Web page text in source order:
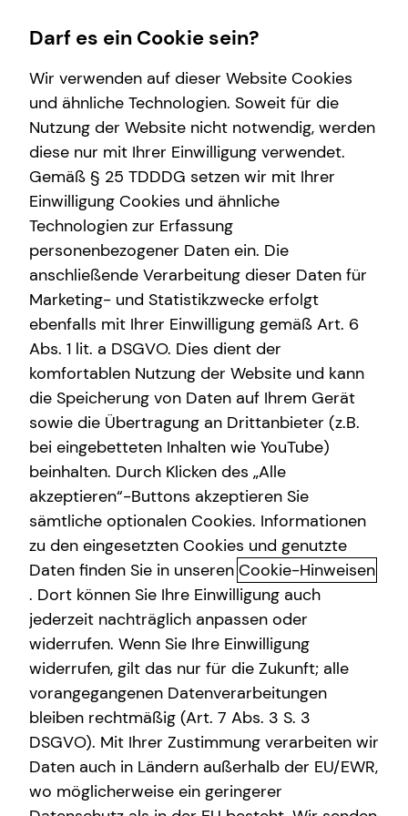
Wissenswertes
Über mich
Über tecis
Podcast
teamzukunft
Service
Kundenportal
Schadenabwicklung
Finanzberatung
Videoberatung
Spezialisten-Netzwerk
Private Krankenvorsorge
Immobilienfinanzierung
Betriebliche Altersvorsorge
Investment
Kapitalanlage Immobilien
Altersvorsorge
Gewerbliche Versicherungen
Arbeitskraftabsicherung
Kindervorsorge
Sach- und Vermögenssicherung
Expat
Karriere-Infos
Karrierechancen
Initiativbewerbung
Patrick Held
Patrick Held kennenlernen in
Köln
Du bist vielen anderen schon einen Schritt voraus.
Denn du hast begonnen, dich mit dem Thema
und Geldanlagezu beschäftigen – und bist so auf
unserer Seite gelandet.
Warum das so bemerkenswert ist?
Weil immer mehr Menschen das Thema Finanzen lieber
zur Seite schieben. Zu groß ist bei vielen die Unsicherheit:
schlechte Erfahrungen in der Vergangenheit, ein Gefühl
von Überforderung oder einfach das fehlende Vertrauen.
Darf es ein Cookie sein?
Wir verwenden auf dieser Website Cookies
und ähnliche Technologien. Soweit für die
Nutzung der Website nicht notwendig, werden
diese nur mit Ihrer Einwilligung verwendet.
Gemäß § 25 TDDDG setzen wir mit Ihrer
Einwilligung Cookies und ähnliche
Technologien zur Erfassung
personenbezogener Daten ein. Die
anschließende Verarbeitung dieser Daten für
Marketing- und Statistikzwecke erfolgt
ebenfalls mit Ihrer Einwilligung gemäß Art. 6
Abs. 1 lit. a DSGVO. Dies dient der
komfortablen Nutzung der Website und kann
die Speicherung von Daten auf Ihrem Gerät
sowie die Übertragung an Drittanbieter (z.B.
bei eingebetteten Inhalten wie YouTube)
beinhalten. Durch Klicken des „Alle
akzeptieren“-Buttons akzeptieren Sie
sämtliche optionalen Cookies. Informationen
zu den eingesetzten Cookies und genutzte
Daten finden Sie in unseren Cookie-Hinweisen
. Dort können Sie Ihre Einwilligung auch
jederzeit nachträglich anpassen oder
widerrufen. Wenn Sie Ihre Einwilligung
widerrufen, gilt das nur für die Zukunft; alle
vorangegangenen Datenverarbeitungen
bleiben rechtmäßig (Art. 7 Abs. 3 S. 3
DSGVO). Mit Ihrer Zustimmung verarbeiten wir
Daten auch in Ländern außerhalb der EU/EWR,
wo möglicherweise ein geringerer